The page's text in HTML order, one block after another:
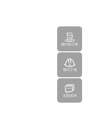
预约设计师
预约工地
在线咨询